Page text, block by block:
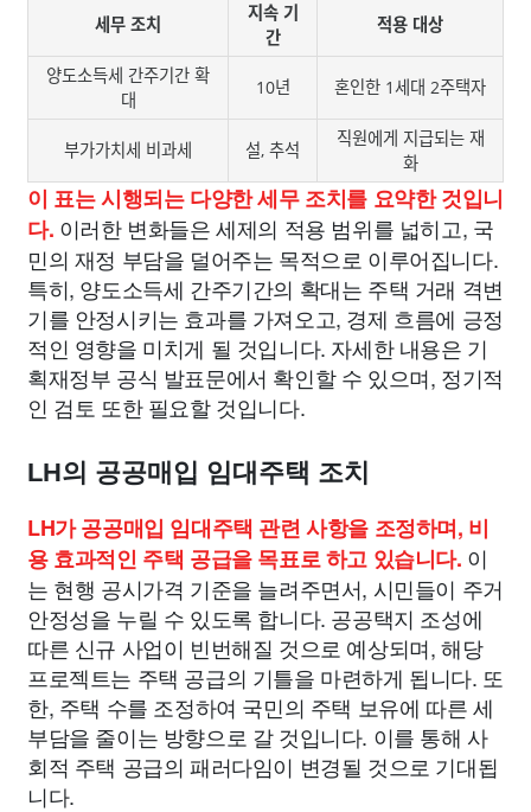
세무 조치
지속 기
간
적용 대상
양도소득세 간주기간 확
대
10년 혼인한 1세대 2주택자
부가가치세 비과세 설, 추석
직원에게 지급되는 재
화
이 표는 시행되는 다양한 세무 조치를 요약한 것입니
다. 이러한 변화들은 세제의 적용 범위를 넓히고, 국
민의 재정 부담을 덜어주는 목적으로 이루어집니다.
특히, 양도소득세 간주기간의 확대는 주택 거래 격변
기를 안정시키는 효과를 가져오고, 경제 흐름에 긍정
적인 영향을 미치게 될 것입니다. 자세한 내용은 기
획재정부 공식 발표문에서 확인할 수 있으며, 정기적
인 검토 또한 필요할 것입니다.
LH의 공공매입 임대주택 조치
LH가 공공매입 임대주택 관련 사항을 조정하며, 비
용 효과적인 주택 공급을 목표로 하고 있습니다. 이
는 현행 공시가격 기준을 늘려주면서, 시민들이 주거
안정성을 누릴 수 있도록 합니다. 공공택지 조성에
따른 신규 사업이 빈번해질 것으로 예상되며, 해당
프로젝트는 주택 공급의 기틀을 마련하게 됩니다. 또
한, 주택 수를 조정하여 국민의 주택 보유에 따른 세
부담을 줄이는 방향으로 갈 것입니다. 이를 통해 사
회적 주택 공급의 패러다임이 변경될 것으로 기대됩
니다.